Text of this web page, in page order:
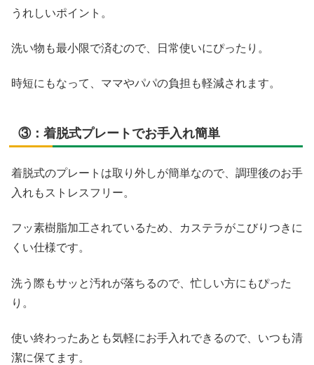
うれしいポイント。
洗い物も最小限で済むので、日常使いにぴったり。
時短にもなって、ママやパパの負担も軽減されます。
③：着脱式プレートでお手入れ簡単
着脱式のプレートは取り外しが簡単なので、調理後のお手
入れもストレスフリー。
フッ素樹脂加工されているため、カステラがこびりつきに
くい仕様です。
洗う際もサッと汚れが落ちるので、忙しい方にもぴった
り。
使い終わったあとも気軽にお手入れできるので、いつも清
潔に保てます。